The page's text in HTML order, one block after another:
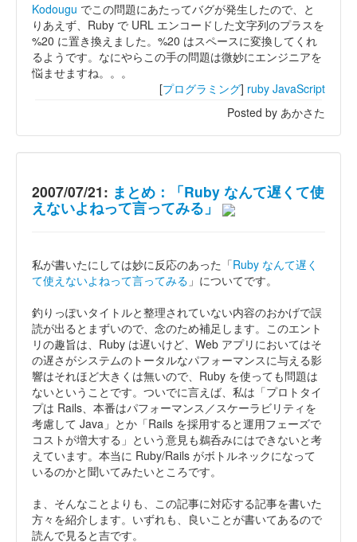
Kodougu でこの問題にあたってバグが発生したので、と
りあえず、Ruby で URL エンコードした文字列のプラスを
%20 に置き換えました。%20 はスペースに変換してくれ
るようです。なにやらこの手の問題は微妙にエンジニアを
悩ませますね。。。
[プログラミング] ruby JavaScript
Posted by あかさた
2007/07/21: まとめ：「Ruby なんて遅くて使
えないよねって言ってみる」
私が書いたにしては妙に反応のあった「Ruby なんて遅く
て使えないよねって言ってみる 」についてです。
釣りっぽいタイトルと整理されていない内容のおかげで誤
読が出るとまずいので、念のため補足します。このエント
リの趣旨は、Ruby は遅いけど、Web アプリにおいてはそ
の遅さがシステムのトータルなパフォーマンスに与える影
響はそれほど大きくは無いので、Ruby を使っても問題は
ないということです。ついでに言えば、私は「プロトタイ
プは Rails、本番はパフォーマンス／スケーラビリティを
考慮して Java」とか「Rails を採用すると運用フェーズで
コストが増大する」という意見も鵜呑みにはできないと考
えています。本当に Ruby/Rails がボトルネックになって
いるのかと聞いてみたいところです。
ま、そんなことよりも、この記事に対応する記事を書いた
方々を紹介します。いずれも、良いことが書いてあるので
読んで見ると吉です。